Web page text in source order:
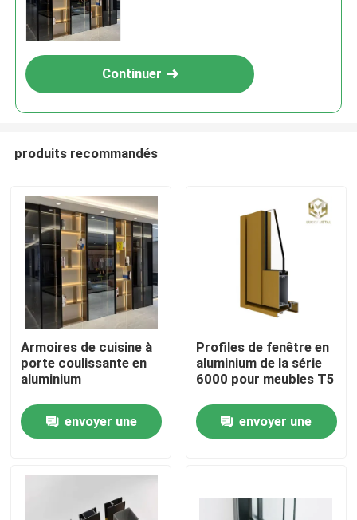
Aperçu
Produits
A propos de nous
Continuer
produits recommandés
Armoires de cuisine à
porte coulissante en
aluminium
envoyer une
Profiles de fenêtre en
aluminium de la série
6000 pour meubles T5
envoyer une